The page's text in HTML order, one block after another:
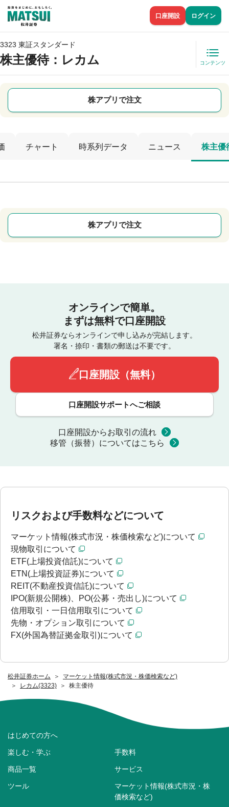
口座開設 ログイン
松井証券ホーム
マーケット情報(株式市況・株価検索など)
レカム(3323)
株主優待
3323 東証スタンダード
株主優待：レカム コンテンツ
株アプリで注文
チャート 時系列データ ニュース 株主優
株アプリで注文
オンラインで簡単。
まずは無料で口座開設
松井証券ならオンラインで申し込みが完結します。
署名・捺印・書類の郵送は不要です。
口座開設（無料）
口座開設サポートへご相談
口座開設からお取引の流れ
移管（振替）についてはこちら
リスクおよび手数料などについて
マーケット情報(株式市況・株価検索など)について
現物取引について
ETF(上場投資信託)について
ETN(上場投資証券)について
REIT(不動産投資信託)について
IPO(新規公開株)、PO(公募・売出し)について
信用取引・一日信用取引について
先物・オプション取引について
FX(外国為替証拠金取引)について
はじめての方へ
楽しむ・学ぶ 手数料
商品一覧 サービス
ツール
マーケット情報(株式市況・株
価検索など)